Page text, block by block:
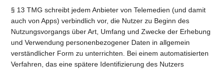
§ 13 TMG schreibt jedem Anbieter von Telemedien (und damit
auch von Apps) verbindlich vor, die Nutzer zu Beginn des
Nutzungsvorgangs über Art, Umfang und Zwecke der Erhebung
und Verwendung personenbezogener Daten in allgemein
verständlicher Form zu unterrichten. Bei einem automatisierten
Verfahren, das eine spätere Identifizierung des Nutzers